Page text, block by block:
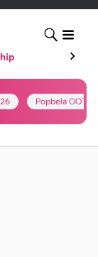
Popbela OOTD